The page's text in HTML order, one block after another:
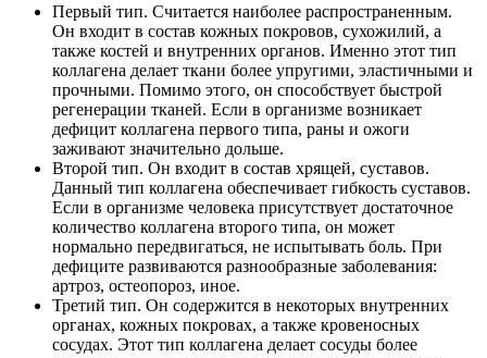
Первый тип. Считается наиболее распространенным.
Он входит в состав кожных покровов, сухожилий, а
также костей и внутренних органов. Именно этот тип
коллагена делает ткани более упругими, эластичными и
прочными. Помимо этого, он способствует быстрой
регенерации тканей. Если в организме возникает
дефицит коллагена первого типа, раны и ожоги
заживают значительно дольше.
Второй тип. Он входит в состав хрящей, суставов.
Данный тип коллагена обеспечивает гибкость суставов.
Если в организме человека присутствует достаточное
количество коллагена второго типа, он может
нормально передвигаться, не испытывать боль. При
дефиците развиваются разнообразные заболевания:
артроз, остеопороз, иное.
Третий тип. Он содержится в некоторых внутренних
органах, кожных покровах, а также кровеносных
сосудах. Этот тип коллагена делает сосуды более